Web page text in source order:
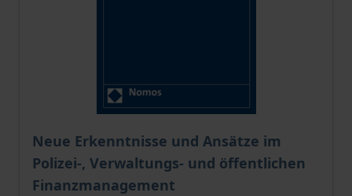
Neue Erkenntnisse und Ansätze im
Polizei-, Verwaltungs- und öffentlichen
Finanzmanagement
The price depends on the options chosen on the